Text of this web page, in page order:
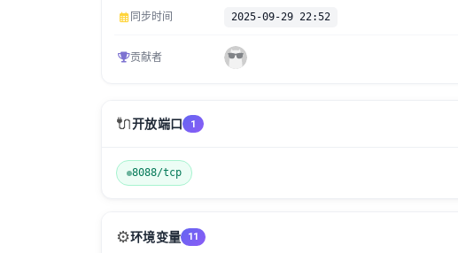
同步时间 2025-09-29 22:52
贡献者
🔌开放端口 1
8088/tcp
⚙️环境变量 11